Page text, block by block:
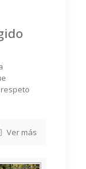
Ver más